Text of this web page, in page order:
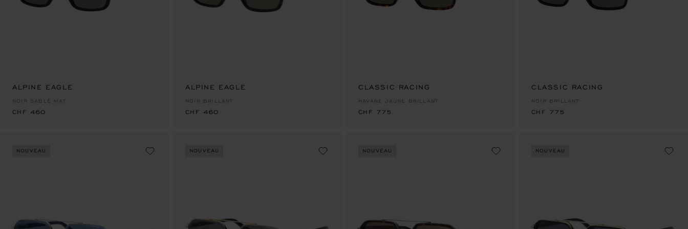
ALPINE EAGLE
NOIR SABLÉ MAT
CHF 460
CHF 460 ALPINE EAGLE
NOIR BRILLANT
CHF 460
CHF 460 CLASSIC RACING
HAVANE JAUNE BRILLANT
CHF 775
CHF 775 CLASSIC RACING
NOIR BRILLANT
CHF 775
CHF 775
NOUVEAU NOUVEAU NOUVEAU NOUVEAU